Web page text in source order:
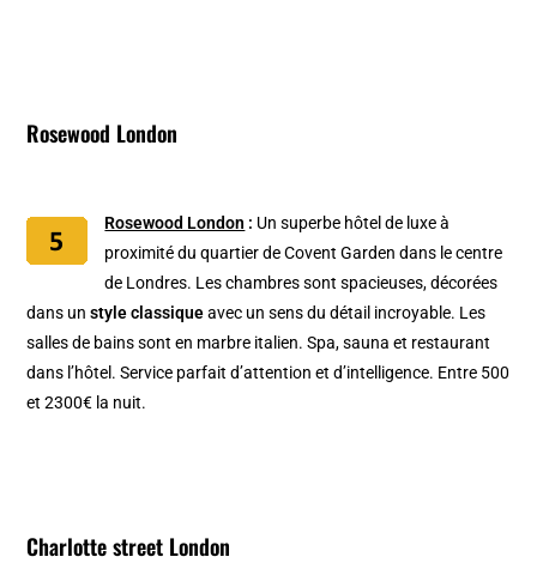
Rosewood London
Rosewood London : Un superbe hôtel de luxe à
proximité du quartier de Covent Garden dans le centre
de Londres. Les chambres sont spacieuses, décorées
dans unstyle classiqueavec un sens du détail incroyable. Les
salles de bains sont en marbre italien. Spa, sauna et restaurant
dans l’hôtel. Service parfait d’attention et d’intelligence. Entre 500
et 2300€ la nuit.
Charlotte street London